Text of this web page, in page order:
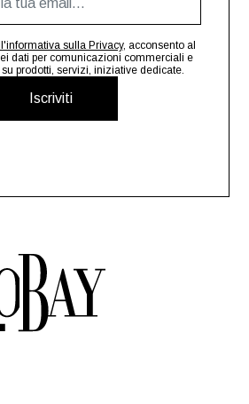
Iscriviti
sulla Privacy, acconsento al
dati per comunicazioni commerciali e
prodotti, servizi, iniziative dedicate.